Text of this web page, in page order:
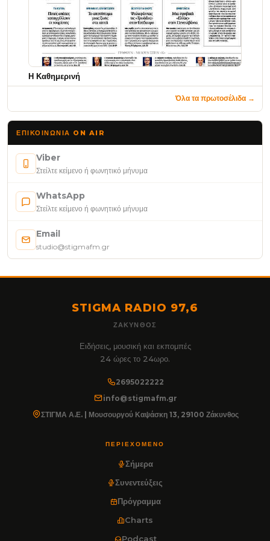
Η Καθημερινή
Όλα τα πρωτοσέλιδα →
ΕΠΙΚΟΙΝΩΝΊΑ ON AIR
Viber
Στείλτε κείμενο ή φωνητικό μήνυμα
WhatsApp
Στείλτε κείμενο ή φωνητικό μήνυμα
Email
studio@stigmafm.gr
STIGMA RADIO 97,6
ΖΆΚΥΝΘΟΣ
Ειδήσεις, μουσική και εκπομπές
24 ώρες το 24ωρο.
2695022222
info@stigmafm.gr
ΣΤΙΓΜΑ Α.Ε. | Μουσουργού Καψάσκη 13, 29100 Ζάκυνθος
ΠΕΡΙΕΧΌΜΕΝΟ
Σήμερα
Συνεντεύξεις
Πρόγραμμα
Charts
Podcast